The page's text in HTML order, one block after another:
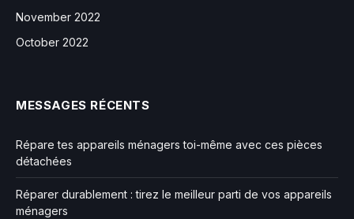
November 2022
October 2022
MESSAGES RÉCENTS
Répare tes appareils ménagers toi-même avec ces pièces
détachées
Réparer durablement : tirez le meilleur parti de vos appareils
ménagers